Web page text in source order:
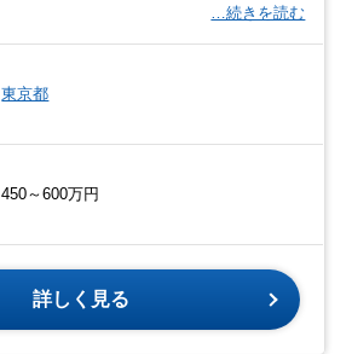
…続きを読む
東京都
450～600万円
詳しく見る